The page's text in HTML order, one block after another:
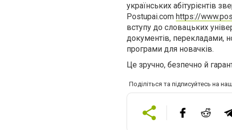
українських абітурієнтів
Postupai.com https://
вступу до словацьких
документів, перекладами,
програми для новачків.
Це зручно, безпечно й
Поділіться та підписуйтесь на